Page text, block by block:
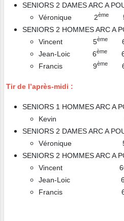
SENIORS 2 DAMES ARC A
Véronique 2ème
SENIORS 2 HOMMES ARC A
Vincent 5ème
Jean-Loic 6ème
Francis 9ème
Tir de l’après-midi :
SENIORS 1 HOMMES ARC A
Kevin 680
SENIORS 2 DAMES ARC A
Véronique
SENIORS 2 HOMMES ARC A
Vincent 662
Jean-Loic
Francis 628